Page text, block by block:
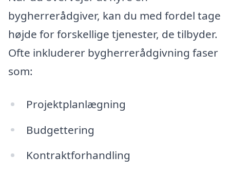
bygherrerådgiver, kan du med fordel tage
højde for forskellige tjenester, de tilbyder.
Ofte inkluderer bygherrerådgivning faser
som:
Projektplanlægning
Budgettering
Kontraktforhandling